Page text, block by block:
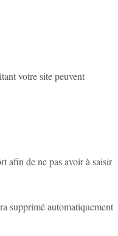
votre site peuvent
afin de ne pas avoir à saisir
supprimé automatiquement